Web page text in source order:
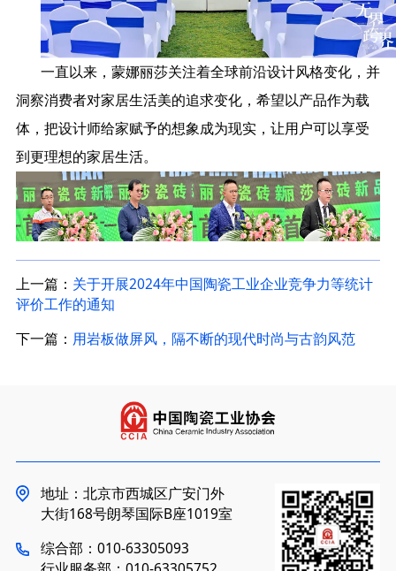
一直以来，蒙娜丽莎关注着全球前沿设计风格变化，并
洞察消费者对家居生活美的追求变化，希望以产品作为载
体，把设计师给家赋予的想象成为现实，让用户可以享受
到更理想的家居生活。
上一篇： 关于开展2024年中国陶瓷工业企业竞争力等统计
评价工作的通知
下一篇： 用岩板做屏风，隔不断的现代时尚与古韵风范
地址：北京市西城区广安门外
大街168号朗琴国际B座1019室
综合部：010-63305093